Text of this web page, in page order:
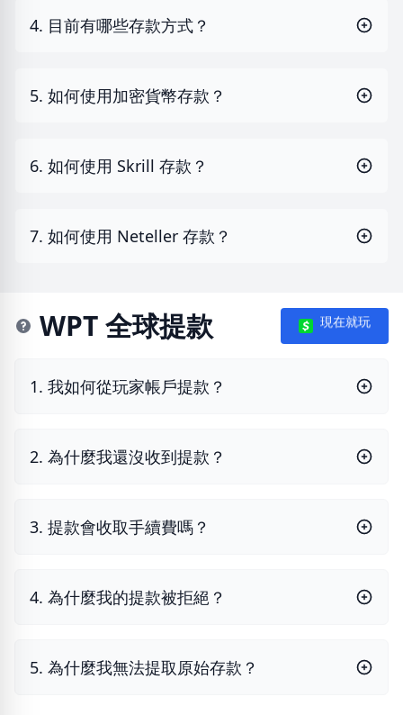
4. 目前有哪些存款方式？
5. 如何使用加密貨幣存款？
6. 如何使用 Skrill 存款？
7. 如何使用 Neteller 存款？
WPT 全球提款 現在就玩
1. 我如何從玩家帳戶提款？
2. 為什麼我還沒收到提款？
3. 提款會收取手續費嗎？
4. 為什麼我的提款被拒絕？
5. 為什麼我無法提取原始存款？